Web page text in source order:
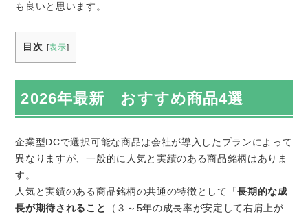
も良いと思います。
目次 [表示]
2026年最新 おすすめ商品4選
企業型DCで選択可能な商品は会社が導入したプランによって
異なりますが、一般的に人気と実績のある商品銘柄はありま
す。
人気と実績のある商品銘柄の共通の特徴として「長期的な成
長が期待されること
（３～5年の成長率が安定して右肩上が